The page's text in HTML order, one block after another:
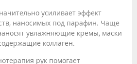
усиливает эффект
наносимых под парафин. Чаще
увлажняющие кремы, маски
коллаген.
рук помогает